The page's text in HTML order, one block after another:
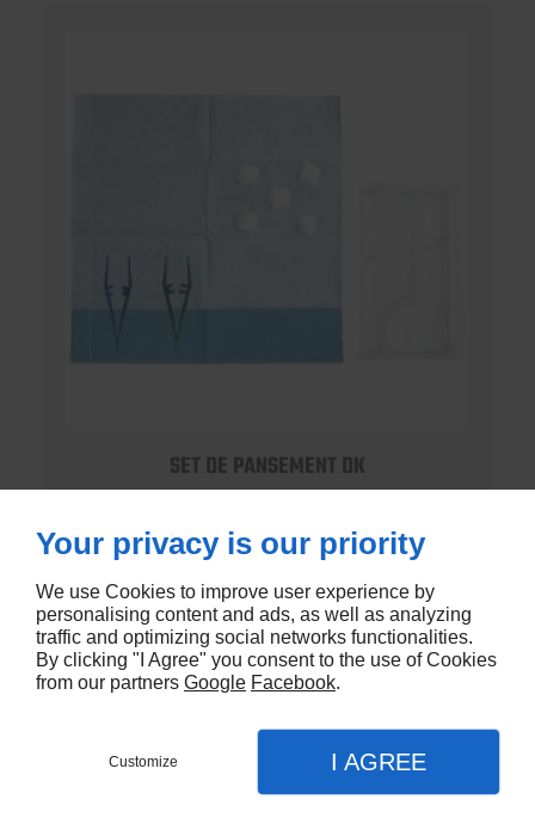
SET DE PANSEMENT DK
Your privacy is our priority
We use Cookies to improve user experience by
personalising content and ads, as well as analyzing
traffic and optimizing social networks functionalities.
By clicking "I Agree" you consent to the use of Cookies
from our partners Google Facebook.
Customize I AGREE